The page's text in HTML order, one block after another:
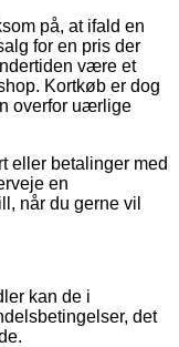
på, at ifald en
for en pris der
være et
Kortkøb er dog
overfor uærlige
eller betalinger med
en
når du gerne vil
kan de i
det